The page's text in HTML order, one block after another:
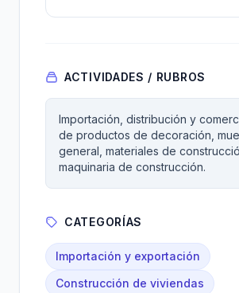
ACTIVIDADES / RUBROS
Importación, distribución y
de productos de decoración,
general, materiales de
maquinaria de construcción.
CATEGORÍAS
Importación y exportación
Construcción de viviendas